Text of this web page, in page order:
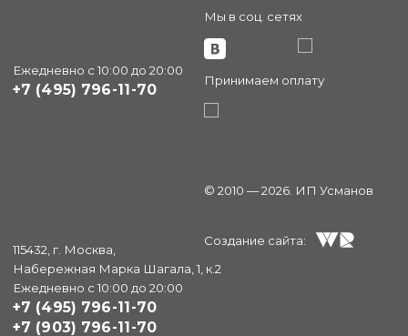
Ежедневно с 10:00 до 20:00
+7 (495) 796-11-70
115432, г. Москва,
Набережная Марка Шагала, 1, к.2
Ежедневно с 10:00 до 20:00
+7 (495) 796-11-70
+7 (903) 796-11-70
Мы в соц. сетях
Принимаем оплату
© 2010 — 2026. ИП Усманов
Создание сайта: